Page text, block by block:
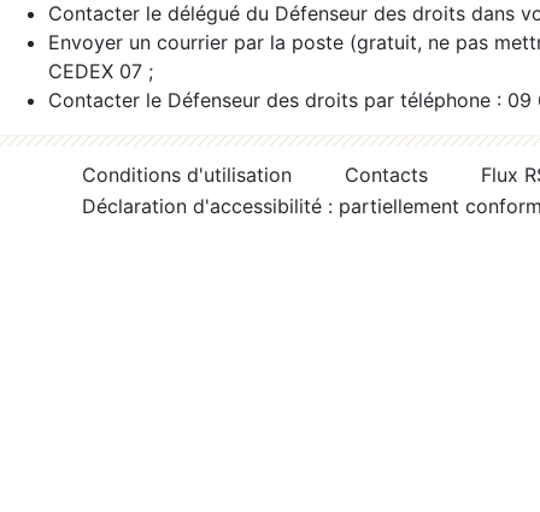
Contacter le délégué du Défenseur des droits dans
Envoyer un courrier par la poste (gratuit, ne pas
CEDEX 07 ;
Contacter le Défenseur des droits par téléphone :
Conditions d'utilisation Contacts
Flux
Déclaration d'accessibilité : partiellement